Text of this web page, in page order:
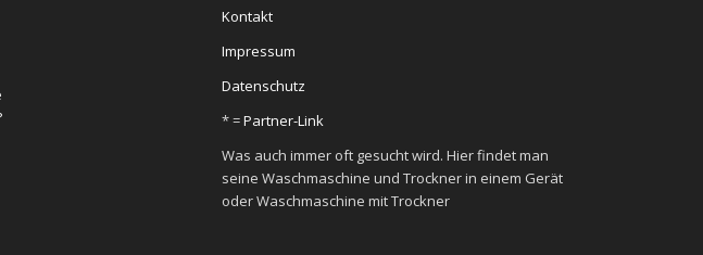
Kontakt
Impressum
Datenschutz
* =Partner-Link
Was auch immer oft gesucht wird. Hier findet man
seine Waschmaschine und Trockner in einem Gerät
oder Waschmaschine mit Trockner